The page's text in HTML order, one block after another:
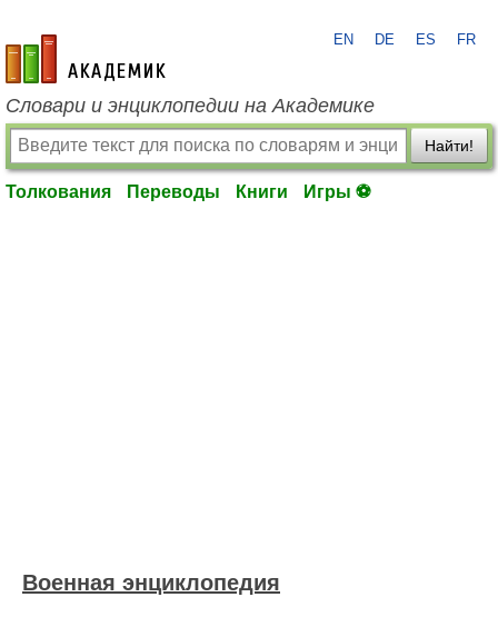
academic.ru
EN DE ES FR
Словари и энциклопедии на Академике
Найти!
Толкования Переводы Книги Игры ⚽
Военная энциклопедия